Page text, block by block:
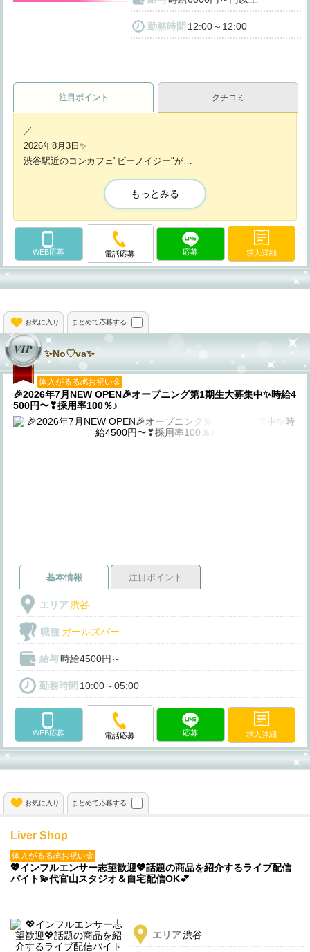
勤務時間 12:00～12:00
注目ポイント クチコミ
／
2026年8月3日✨
渋谷駅近のコンカフェ"ビーノイジー"が
完全新規オープンしました💕
そんな《ビーノイジー》がOPENを記念して
"第1期生"のオープニング大募集中💕
完全新規店のため
『在籍スタッフが足りてません...😭』
面接合格率はウルトラ驚異の"ほぼ100
もっとみる
WEB応募 電話応募 応募 求人詳細
お気に入り まとめて応募する
✨️No♡va✨️
体入がるる💰お祝い金
🎉2026年7月NEW OPEN🎉オープニング第1期生大募集中✨️時給4
500円〜❣採用率100％♪
基本情報 注目ポイント
エリア渋谷
職種 ガールズバー
給与時給4500円～
勤務時間 10:00～05:00
WEB応募 電話応募 応募 求人詳細
お気に入り まとめて応募する
Liver Shop
体入がるる💰お祝い金
💖インフルエンサー志望歓迎💖話題の商品を紹介するライブ配信
バイト💫代官山スタジオ＆自宅配信OK💕
エリア渋谷